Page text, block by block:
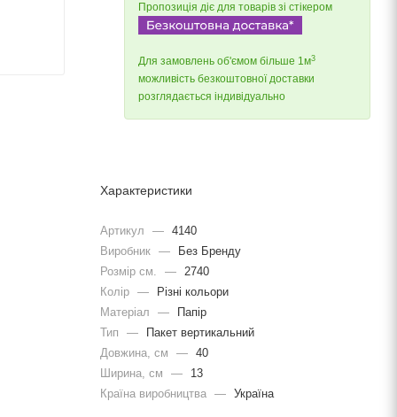
Пропозиція діє для товарів зі стікером
Для замовлень об'ємом більше 1м3
можливість безкоштовної доставки
розглядається індивідуально
Характеристики
Артикул — 4140
Виробник —
Без Бренду
Розмір см.
—
2740
Колір —
Різні кольори
Матеріал
—
Папір
Тип
—
Пакет вертикальний
Довжина, cм
— 40
Ширина, cм
—
13
Країна виробництва — Україна